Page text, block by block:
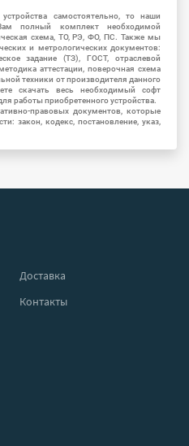
самостоятельно, то наши
полный комплект необходимой
схема, ТО, РЭ, ФО, ПС. Также мы
и метрологических документов:
задание (ТЗ), ГОСТ, отраслевой
аттестации, поверочная схема
техники от производителя данного
скачать весь необходимый софт
работы приобретенного устройства.
правовых документов, которые
закон, кодекс, постановление, указ,
Доставка
Контакты